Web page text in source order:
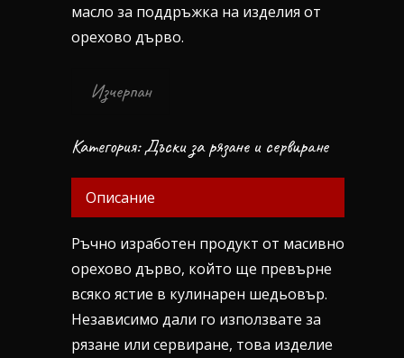
масло за поддръжка на изделия от
орехово дърво.
Изчерпан
Категория:Дъски за рязане и сервиране
Описание
Ръчно изработен продукт от масивно
орехово дърво, който ще превърне
всяко ястие в кулинарен шедьовър.
Независимо дали го използвате за
рязане или сервиране, това изделие